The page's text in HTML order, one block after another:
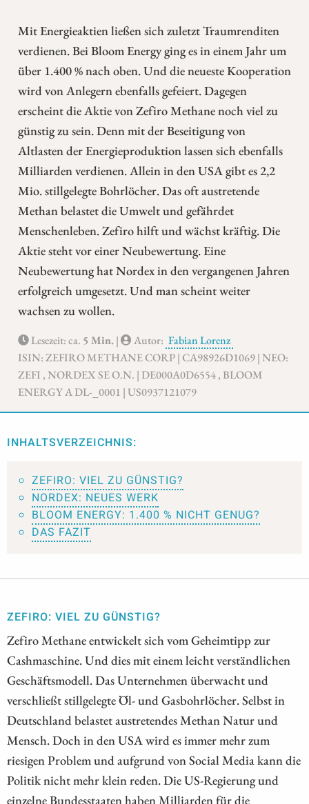
Mit Energieaktien ließen sich zuletzt Traumrenditen
verdienen. Bei Bloom Energy ging es in einem Jahr um
über 1.400 % nach oben. Und die neueste Kooperation
wird von Anlegern ebenfalls gefeiert. Dagegen
erscheint die Aktie von Zefiro Methane noch viel zu
günstig zu sein. Denn mit der Beseitigung von
Altlasten der Energieproduktion lassen sich ebenfalls
Milliarden verdienen. Allein in den USA gibt es 2,2
Mio. stillgelegte Bohrlöcher. Das oft austretende
Methan belastet die Umwelt und gefährdet
Menschenleben. Zefiro hilft und wächst kräftig. Die
Aktie steht vor einer Neubewertung. Eine
Neubewertung hat Nordex in den vergangenen Jahren
erfolgreich umgesetzt. Und man scheint weiter
wachsen zu wollen.
Lesezeit: ca. 5 Min. | Autor: Fabian Lorenz
ISIN: ZEFIRO METHANE CORP | CA98926D1069 | NEO:
ZEFI , NORDEX SE O.N. | DE000A0D6554 , BLOOM
ENERGY A DL-_0001 | US0937121079
INHALTSVERZEICHNIS:
ZEFIRO: VIEL ZU GÜNSTIG?
NORDEX: NEUES WERK
BLOOM ENERGY: 1.400 % NICHT GENUG?
DAS FAZIT
ZEFIRO: VIEL ZU GÜNSTIG?
Zefiro Methane entwickelt sich vom Geheimtipp zur
Cashmaschine. Und dies mit einem leicht verständlichen
Geschäftsmodell. Das Unternehmen überwacht und
verschließt stillgelegte Öl- und Gasbohrlöcher. Selbst in
Deutschland belastet austretendes Methan Natur und
Mensch. Doch in den USA wird es immer mehr zum
riesigen Problem und aufgrund von Social Media kann die
Politik nicht mehr klein reden. Die US-Regierung und
einzelne Bundesstaaten haben Milliarden für die